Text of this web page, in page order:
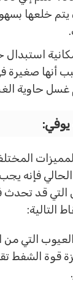
خلعها بسهولة
استبدال
أنها صغيرة
حاوية
فإنه يجب
قد تحدث
التي من
قوة الشفط تقل